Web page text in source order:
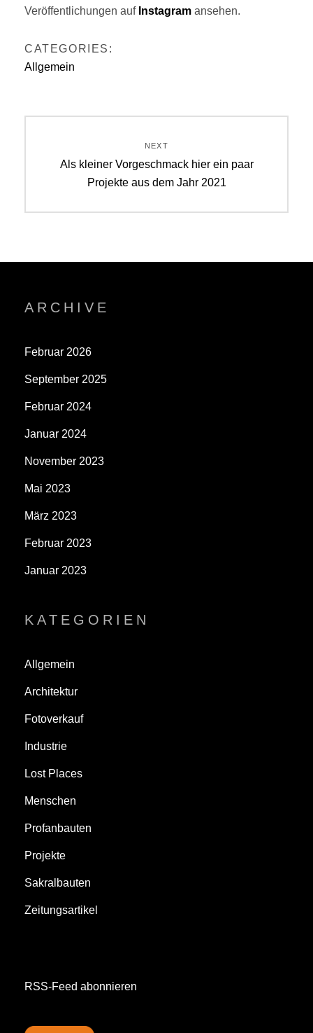
Veröffentlichungen auf Instagram ansehen.
CATEGORIES:
Allgemein
Beitragsnavigation
NEXT
Next
Als kleiner Vorgeschmack hier ein paar
Projekte aus dem Jahr 2021
ARCHIVE
Februar 2026
September 2025
Februar 2024
Januar 2024
November 2023
Mai 2023
März 2023
Februar 2023
Januar 2023
KATEGORIEN
Allgemein
Architektur
Fotoverkauf
Industrie
Lost Places
Menschen
Profanbauten
Projekte
Sakralbauten
Zeitungsartikel
RSS-Feed abonnieren